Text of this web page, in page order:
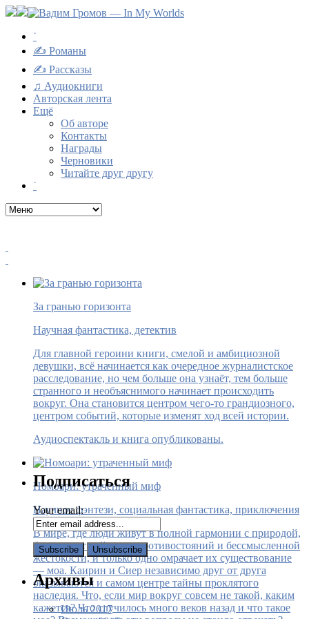
˙
✍ Романы
✍ Рассказы
♫ Аудиокниги
Авторская лента
Ещё
Об авторе
Контакты
Награды
Черновики
Читайте друг другу
˙
За гранью горизонта
Научная фантастика, детектив
Для главной героини книги, смелой и амбициозной
девушки, всё начинается как очередное журналистское
расследование, но чем больше она узнаёт, тем больше
странного и необъяснимого начинает происходить
вокруг. Она становится центром чего-то грандиозного,
центром событий, которые изменят ход всей истории.
Аудиоспектакль и книга опубликованы.
Номоари: утраченный миф
Научное фэнтези, социальная фантастика, приключения
В мире, где люди живут в полной гармонии с природой,
больше нет войн, нет противостояний и бессмысленной
жестокости, и только одно омрачает их существование
— моа. Каирин и Сиер независимо друг от друга
оказываются и самом центре тайны проклятого
наследия. Что, если мир вокруг совсем не такой, каким
кажется? Что случилось много веков назад и что такое
Подписаться
Your email:
Архивы
Июль 2017